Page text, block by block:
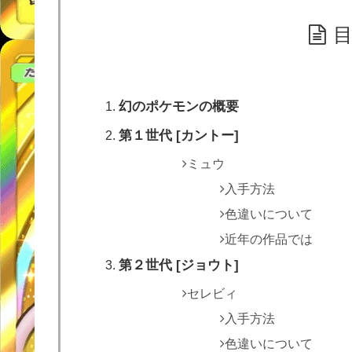
幻のポケモンの概要
第１世代 [カントー]
ミュウ
入手方法
色違いについて
近年の作品では
第２世代 [ジョウト]
セレビィ
入手方法
色違いについて